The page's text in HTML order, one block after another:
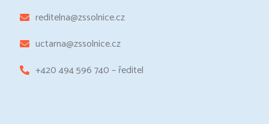
reditelna@zssolnice.cz
uctarna@zssolnice.cz
+420 494 596 740 – ředitel